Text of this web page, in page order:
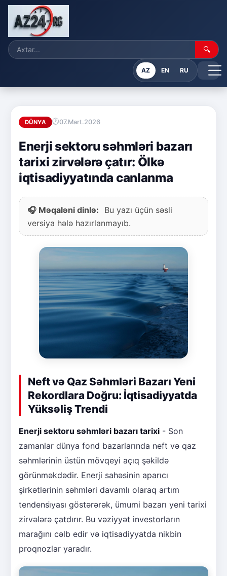
🔍
AZ EN RU
DÜNYA 07.Mart.2026
Enerji sektoru səhmləri bazarı
tarixi zirvələrə çatır: Ölkə
iqtisadiyyatında canlanma
🎧 Məqaləni dinlə:
Bu yazı üçün səsli
versiya hələ hazırlanmayıb.
Neft və Qaz Səhmləri Bazarı Yeni
Rekordlara Doğru: İqtisadiyyatda
Yüksəliş Trendi
Enerji sektoru səhmləri bazarı tarixi - Son
zamanlar dünya fond bazarlarında neft və qaz
səhmlərinin üstün mövqeyi açıq şəkildə
görünməkdədir. Enerji sahəsinin aparıcı
şirkətlərinin səhmləri davamlı olaraq artım
tendensi̇yası göstərərək, ümumi bazarı yeni tarixi
zirvələrə çatdırır. Bu vəziyyət investorların
marağını cəlb edir və iqtisadiyyatda nikbin
proqnozlar yaradır.